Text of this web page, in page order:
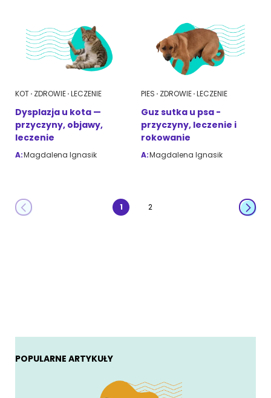
KOT ZDROWIE LECZENIE
Dysplazja u kota —
przyczyny, objawy,
leczenie
A:Magdalena Ignasik
PIES ZDROWIE LECZENIE
Guz sutka u psa -
przyczyny, leczenie i
rokowanie
A:Magdalena Ignasik
1 2
POPULARNE ARTYKUŁY